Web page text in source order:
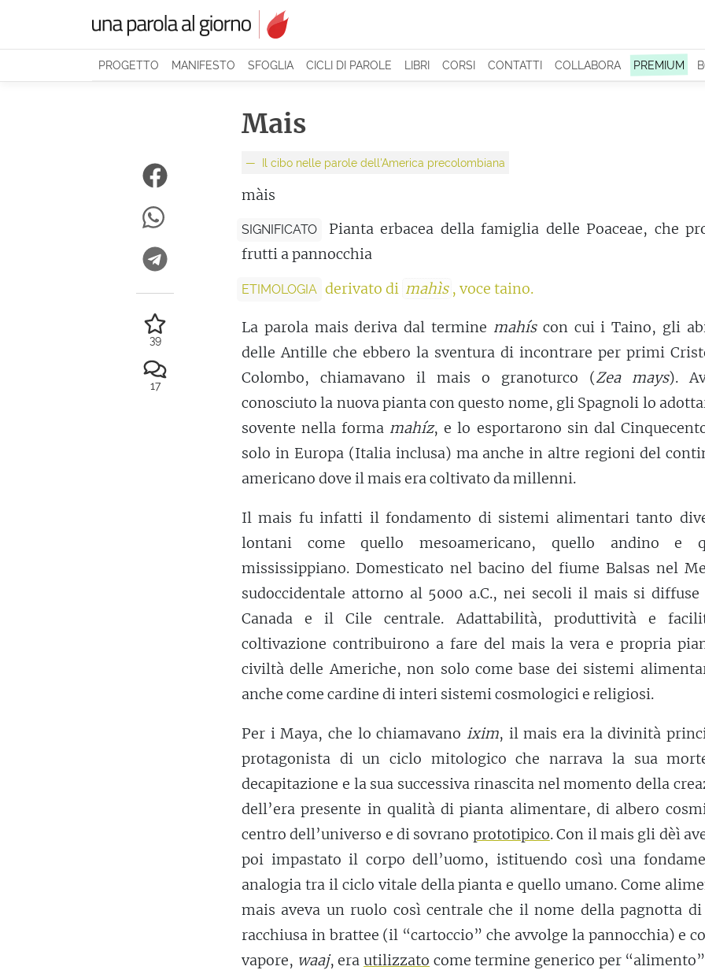
PROGETTO MANIFESTO SFOGLIA CICLI DI PAROLE LIBRI CORSI CONTATTI COLLABORA PREMIUM
Mais
Il cibo nelle parole dell'America precolombiana
màis
SIGNIFICATO
Pianta erbacea della famiglia delle Poaceae, che
frutti a pannocchia
ETIMOLOGIA derivato di mahìs , voce taino.
La parola mais deriva dal termine mahíscon cui i Taino, gli
delle Antille che ebbero la sventura di incontrare per primi
Colombo, chiamavano il mais o granoturco (Zea mays).
conosciuto la nuova pianta con questo nome, gli Spagnoli lo
sovente nella forma mahíz, e lo esportarono sin dal
solo in Europa (Italia inclusa) ma anche in altre regioni del
americano dove il mais era coltivato da millenni.
Il mais fu infatti il fondamento di sistemi alimentari tanto
lontani come quello mesoamericano, quello andino e
mississippiano. Domesticato nel bacino del fiume Balsas nel
sudoccidentale attorno al 5000 a.C., nei secoli il mais si
Canada e il Cile centrale. Adattabilità, produttività e
coltivazione contribuirono a fare del mais la vera e propria
civiltà delle Americhe, non solo come base dei sistemi
anche come cardine di interi sistemi cosmologici e religiosi.
Per i Maya, che lo chiamavano ixim, il mais era la divinità
protagonista di un ciclo mitologico che narrava la sua
decapitazione e la sua successiva rinascita nel momento della
dell’era presente in qualità di pianta alimentare, di albero
centro dell’universo e di sovrano prototipico. Con il mais gli dèì
poi impastato il corpo dell’uomo, istituendo così una
analogia tra il ciclo vitale della pianta e quello umano. Come
mais aveva un ruolo così centrale che il nome della pagnotta di
racchiusa in brattee (il “cartoccio” che avvolge la pannocchia) e
vapore, waaj, erautilizzato come termine generico per
39
17